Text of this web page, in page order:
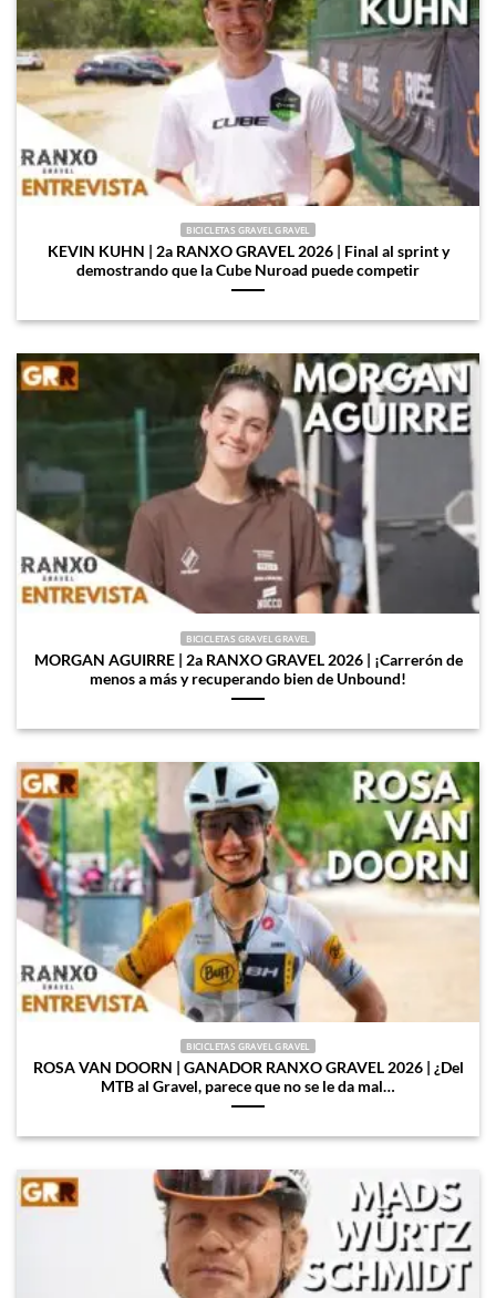
BICICLETAS GRAVEL GRAVEL
KEVIN KUHN | 2a RANXO GRAVEL 2026 | Final al sprint y
demostrando que la Cube Nuroad puede competir
BICICLETAS GRAVEL GRAVEL
MORGAN AGUIRRE | 2a RANXO GRAVEL 2026 | ¡Carrerón de
menos a más y recuperando bien de Unbound!
BICICLETAS GRAVEL GRAVEL
ROSA VAN DOORN | GANADOR RANXO GRAVEL 2026 | ¿Del
MTB al Gravel, parece que no se le da mal…